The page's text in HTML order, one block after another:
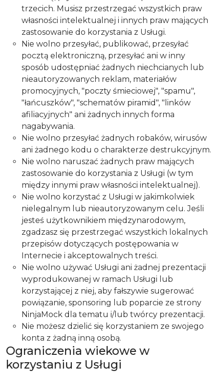
trzecich. Musisz przestrzegać wszystkich praw
własności intelektualnej i innych praw mających
zastosowanie do korzystania z Usługi.
Nie wolno przesyłać, publikować, przesyłać
pocztą elektroniczną, przesyłać ani w inny
sposób udostępniać żadnych niechcianych lub
nieautoryzowanych reklam, materiałów
promocyjnych, "poczty śmieciowej", "spamu",
"łańcuszków", "schematów piramid", "linków
afiliacyjnych" ani żadnych innych forma
nagabywania.
Nie wolno przesyłać żadnych robaków, wirusów
ani żadnego kodu o charakterze destrukcyjnym.
Nie wolno naruszać żadnych praw mających
zastosowanie do korzystania z Usługi (w tym
między innymi praw własności intelektualnej).
Nie wolno korzystać z Usługi w jakimkolwiek
nielegalnym lub nieautoryzowanym celu. Jeśli
jesteś użytkownikiem międzynarodowym,
zgadzasz się przestrzegać wszystkich lokalnych
przepisów dotyczących postępowania w
Internecie i akceptowalnych treści.
Nie wolno używać Usługi ani żadnej prezentacji
wyprodukowanej w ramach Usługi lub
korzystającej z niej, aby fałszywie sugerować
powiązanie, sponsoring lub poparcie ze strony
NinjaMock dla tematu i/lub twórcy prezentacji.
Nie możesz dzielić się korzystaniem ze swojego
konta z żadną inną osobą.
Ograniczenia wiekowe w
korzystaniu z Usługi